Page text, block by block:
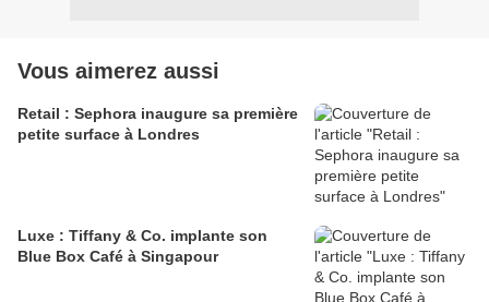
Vous aimerez aussi
Retail : Sephora inaugure sa première
petite surface à Londres
Luxe : Tiffany & Co. implante son
Blue Box Café à Singapour